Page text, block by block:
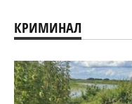
КРИМИНАЛ